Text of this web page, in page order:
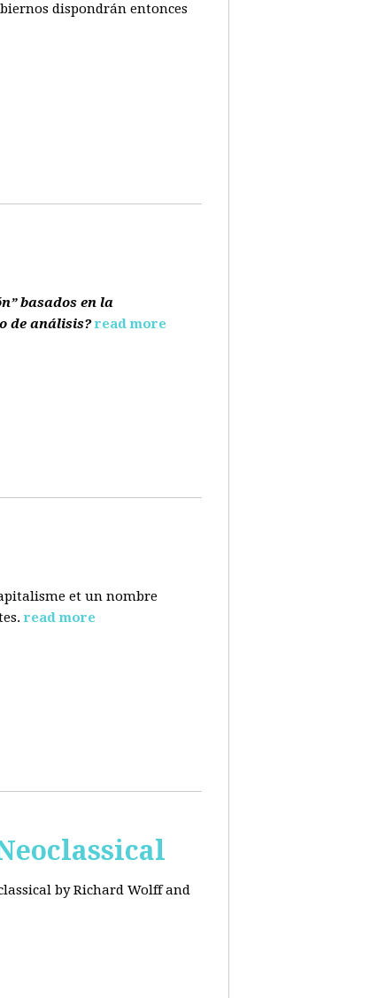
dispondrán entonces
basados en la
de análisis? read more
et un nombre
read more
by Richard Wolff and